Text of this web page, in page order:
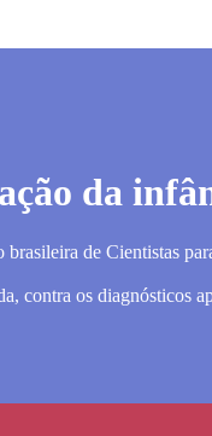
da
de Cientistas
contra os diagnósticos